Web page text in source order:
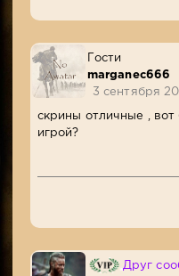
Гости
marganec666
3 сентября
скрины отличные , вот
игрой?
Друг